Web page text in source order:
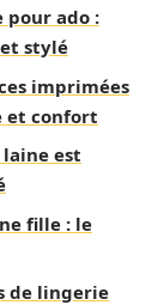
pour ado :
stylé
imprimées
et confort
est
fille : le
de lingerie